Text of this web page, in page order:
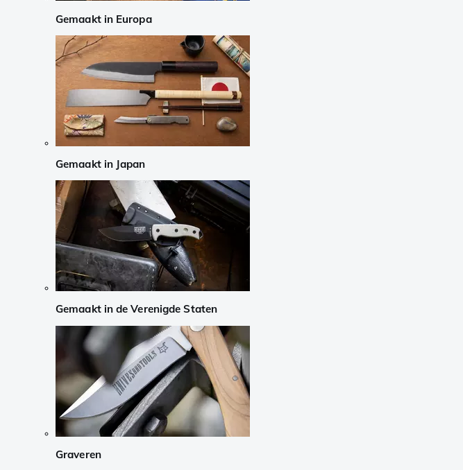
Gemaakt in Europa
Gemaakt in Japan
Gemaakt in de Verenigde Staten
Graveren